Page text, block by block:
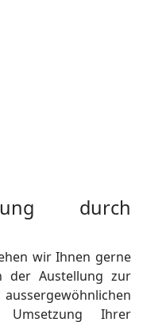
durch
wir Ihnen gerne
der Austellung zur
Ihrer